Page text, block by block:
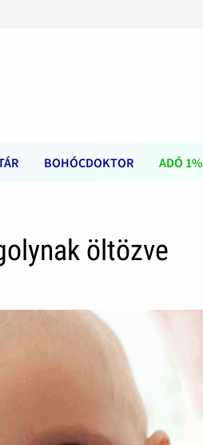
BOHÓCDOKTOR ADÓ 1%
öltözve